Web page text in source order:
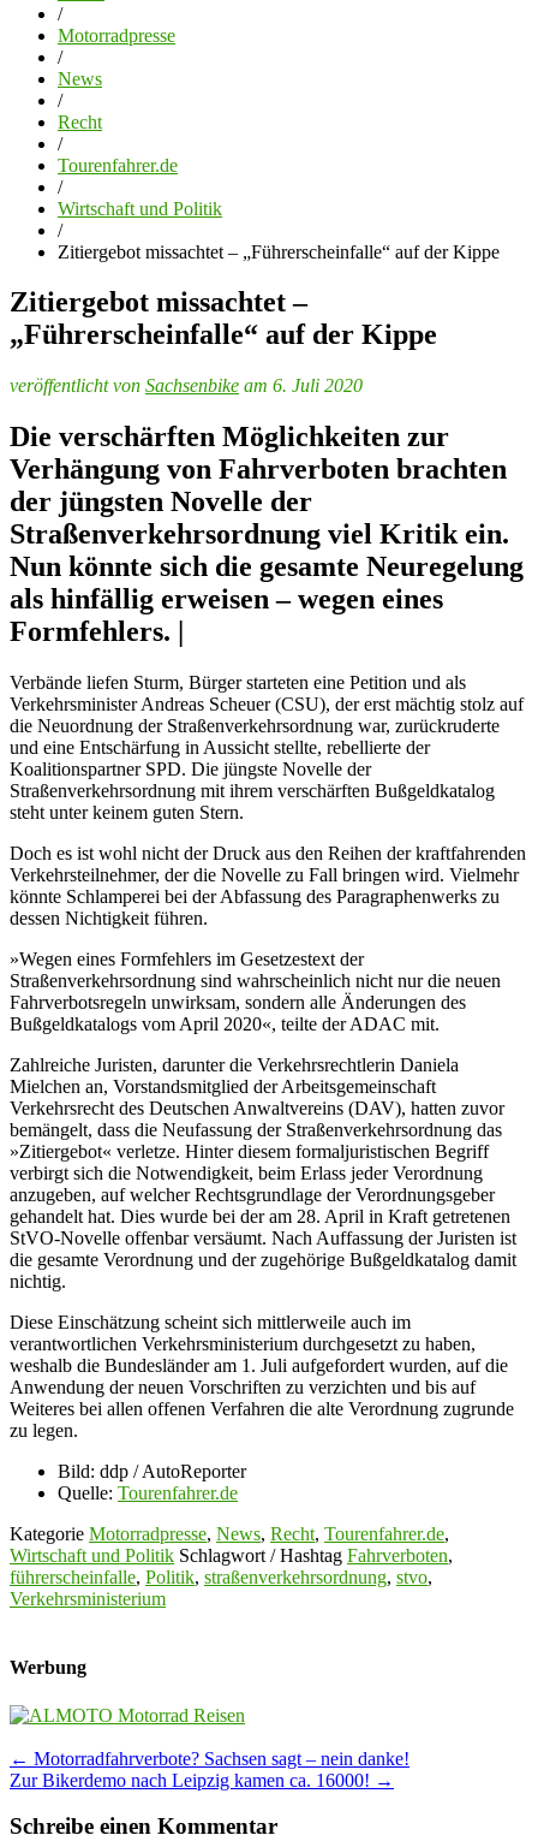
/
Motorradpresse
/
News
/
Recht
/
Tourenfahrer.de
/
Wirtschaft und Politik
/
Zitiergebot missachtet – „Führerscheinfalle“ auf der Kippe
Zitiergebot missachtet –
„Führerscheinfalle“ auf der Kippe
veröffentlicht von Sachsenbike am 6. Juli 2020
Die verschärften Möglichkeiten zur
Verhängung von Fahrverboten brachten
der jüngsten Novelle der
Straßenverkehrsordnung viel Kritik ein.
Nun könnte sich die gesamte Neuregelung
als hinfällig erweisen – wegen eines
Formfehlers. |
Verbände liefen Sturm, Bürger starteten eine Petition und als
Verkehrsminister Andreas Scheuer (CSU), der erst mächtig stolz auf
die Neuordnung der Straßenverkehrsordnung war, zurückruderte
und eine Entschärfung in Aussicht stellte, rebellierte der
Koalitionspartner SPD. Die jüngste Novelle der
Straßenverkehrsordnung mit ihrem verschärften Bußgeldkatalog
steht unter keinem guten Stern.
Doch es ist wohl nicht der Druck aus den Reihen der kraftfahrenden
Verkehrsteilnehmer, der die Novelle zu Fall bringen wird. Vielmehr
könnte Schlamperei bei der Abfassung des Paragraphenwerks zu
dessen Nichtigkeit führen.
»Wegen eines Formfehlers im Gesetzestext der
Straßenverkehrsordnung sind wahrscheinlich nicht nur die neuen
Fahrverbotsregeln unwirksam, sondern alle Änderungen des
Bußgeldkatalogs vom April 2020«, teilte der ADAC mit.
Zahlreiche Juristen, darunter die Verkehrsrechtlerin Daniela
Mielchen an, Vorstandsmitglied der Arbeitsgemeinschaft
Verkehrsrecht des Deutschen Anwaltvereins (DAV), hatten zuvor
bemängelt, dass die Neufassung der Straßenverkehrsordnung das
»Zitiergebot« verletze. Hinter diesem formaljuristischen Begriff
verbirgt sich die Notwendigkeit, beim Erlass jeder Verordnung
anzugeben, auf welcher Rechtsgrundlage der Verordnungsgeber
gehandelt hat. Dies wurde bei der am 28. April in Kraft getretenen
StVO-Novelle offenbar versäumt. Nach Auffassung der Juristen ist
die gesamte Verordnung und der zugehörige Bußgeldkatalog damit
nichtig.
Diese Einschätzung scheint sich mittlerweile auch im
verantwortlichen Verkehrsministerium durchgesetzt zu haben,
weshalb die Bundesländer am 1. Juli aufgefordert wurden, auf die
Anwendung der neuen Vorschriften zu verzichten und bis auf
Weiteres bei allen offenen Verfahren die alte Verordnung zugrunde
zu legen.
Bild: ddp / AutoReporter
Quelle: Tourenfahrer.de
Kategorie Motorradpresse, News, Recht, Tourenfahrer.de,
Wirtschaft und Politik Schlagwort / Hashtag Fahrverboten,
führerscheinfalle, Politik, straßenverkehrsordnung, stvo,
Verkehrsministerium
Werbung
Post
navigation
← Motorradfahrverbote? Sachsen sagt – nein danke!
Zur Bikerdemo nach Leipzig kamen ca. 16000! →
Schreibe einen Kommentar